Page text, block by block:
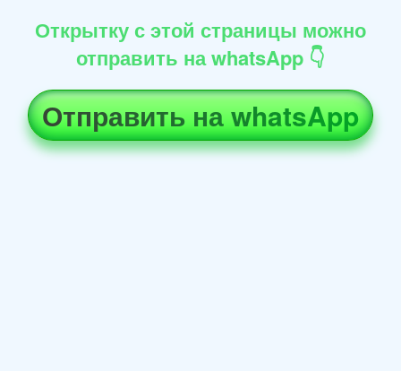
Открытку с этой страницы можно
отправить на whatsApp 👇
Отправить на whatsApp